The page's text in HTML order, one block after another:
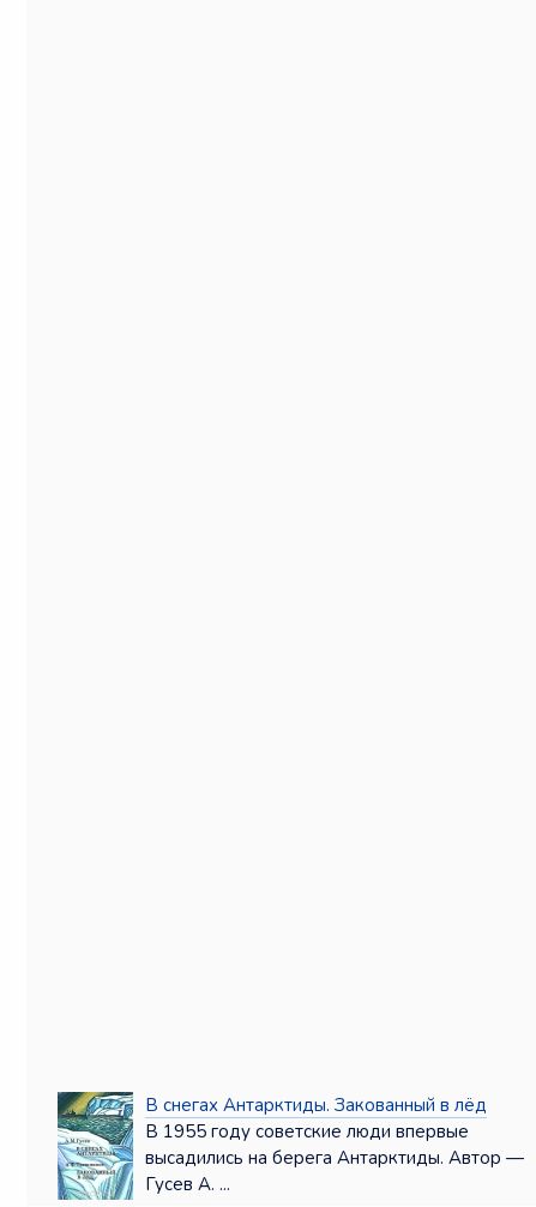
В снегах Антарктиды. Закованный в лёд
В 1955 году советские люди впервые
высадились на берега Антарктиды. Автор —
Гусев А. ...